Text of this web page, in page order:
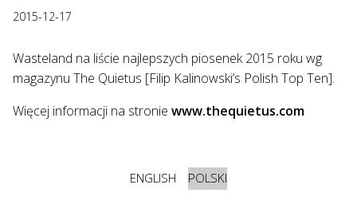
2015-12-17
Wasteland na liście najlepszych piosenek 2015 roku wg
magazynu The Quietus [Filip Kalinowski’s Polish Top Ten].
Więcej informacji na stronie www.thequietus.com
ENGLISH POLSKI